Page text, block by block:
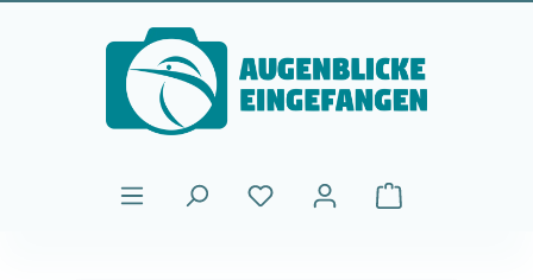
Passer au contenu principal
Le panier